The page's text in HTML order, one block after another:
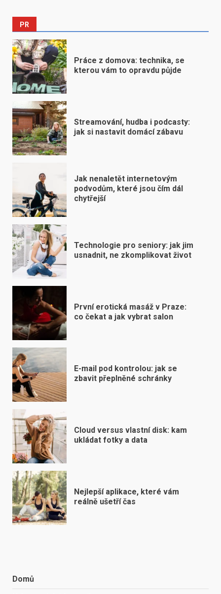
PR
Práce z domova: technika, se
kterou vám to opravdu půjde
Streamování, hudba i podcasty:
jak si nastavit domácí zábavu
Jak nenaletět internetovým
podvodům, které jsou čím dál
chytřejší
Technologie pro seniory: jak jim
usnadnit, ne zkomplikovat život
První erotická masáž v Praze:
co čekat a jak vybrat salon
E-mail pod kontrolou: jak se
zbavit přeplněné schránky
Cloud versus vlastní disk: kam
ukládat fotky a data
Nejlepší aplikace, které vám
reálně ušetří čas
Domů